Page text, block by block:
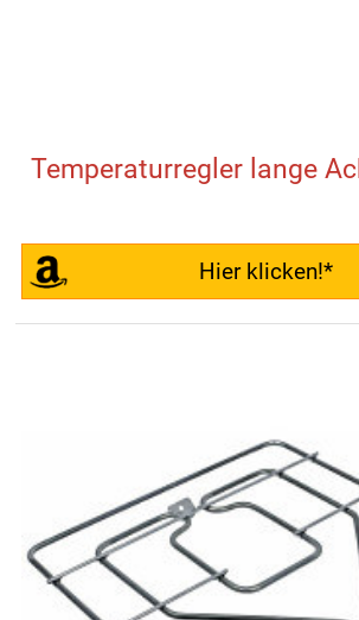
Temperaturregler lange
Hier klicken!*